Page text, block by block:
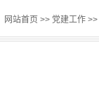
网站首页 >> 党建工作 >>